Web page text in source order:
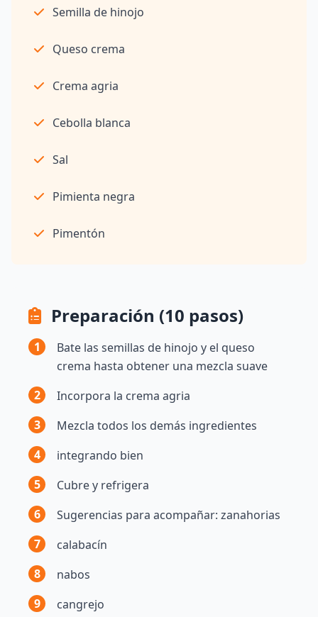
Semilla de hinojo
Queso crema
Crema agria
Cebolla blanca
Sal
Pimienta negra
Pimentón
Preparación (10 pasos)
1
Bate las semillas de hinojo y el queso
crema hasta obtener una mezcla suave
2
Incorpora la crema agria
3
Mezcla todos los demás ingredientes
4
integrando bien
5
Cubre y refrigera
6
Sugerencias para acompañar: zanahorias
7
calabacín
8
nabos
9
cangrejo